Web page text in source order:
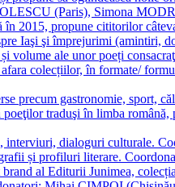
(Paris), Simona
în 2015, propune cititorilor
Iaşi şi împrejurimi (amintiri,
volume ale unor poeți
colecțiilor, în formate/
precum gastronomie,
poeţilor traduşi în limba
interviuri, dialoguri culturale.
și profiluri literare.
al Editurii Junimea,